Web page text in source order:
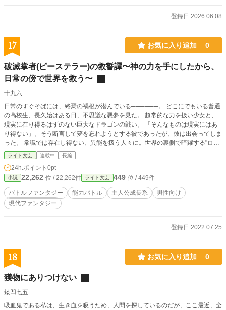
登録日 2026.06.08
17 お気に入り追加 0
破滅掌者(ピーステラー)の救誓譚〜神の力を手にしたから、
日常の傍で世界を救う〜
十九六
日常のすぐそばには、終焉の禍根が潜んでいる──────。 どこにでもいる普通
の高校生、長久始はある日、不思議な悪夢を見た。 超常的な力を扱い少女と、
現実に在り得るはずのない巨大なドラゴンの戦い。 「そんなものは現実にはあ
り得ない」。そう断言して夢を忘れようとする彼であったが、彼は出会ってしま
った。 常識では存在し得ない、異能を扱う人々に。世界の裏側で暗躍する"ロゴ
ス使い"たちに。 世界を滅ぼし得る力を秘めた存在、醒遺物(フラグメント)。 そ
れを狙う者たちと、彼らを取り締まる者達。そんな異常識の世界に巻き込まれて
いく、長久始。 戦いの中で彼は、大いなる力を手にしてしまう。 それは彼にと
って、救世の誓いの始まりであった──────。
ライト文芸 連載中 長編
24h.ポイント 0pt
小説 22,262 位 / 22,262件 ライト文芸 449 位 / 449件
バトルファンタジー 能力バトル 主人公成長系
男性向け
現代ファンタジー
登録日 2022.07.25
18 お気に入り追加 0
獲物にありつけない
矮凹七五
吸血鬼である私は、生き血を吸うため、人間を探しているのだが、ここ最近、全